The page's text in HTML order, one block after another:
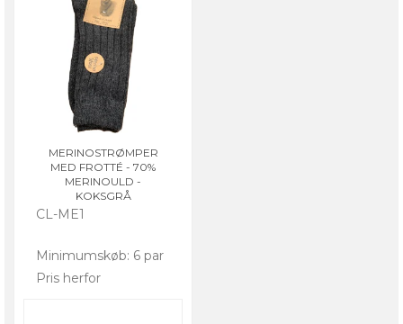
MERINOSTRØMPER
MED FROTTÉ - 70%
MERINOULD -
KOKSGRÅ
CL-ME1
Minimumskøb: 6 par
Pris herfor